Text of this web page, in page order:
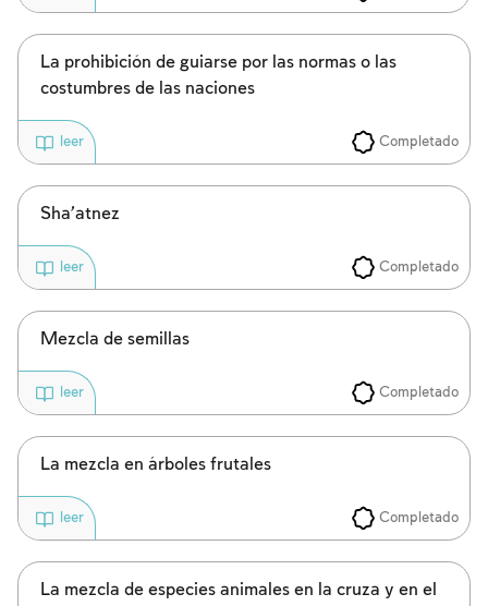
La prohibición de guiarse por las normas o las
costumbres de las naciones
Completado
leer
Sha’atnez
Completado
leer
Mezcla de semillas
Completado
leer
La mezcla en árboles frutales
Completado
leer
La mezcla de especies animales en la cruza y en el
Inscripcion requerida
Para marcar lo estudiado debe conectarse
a su cuenta o inscribirse.
Inscripcion Conectarse